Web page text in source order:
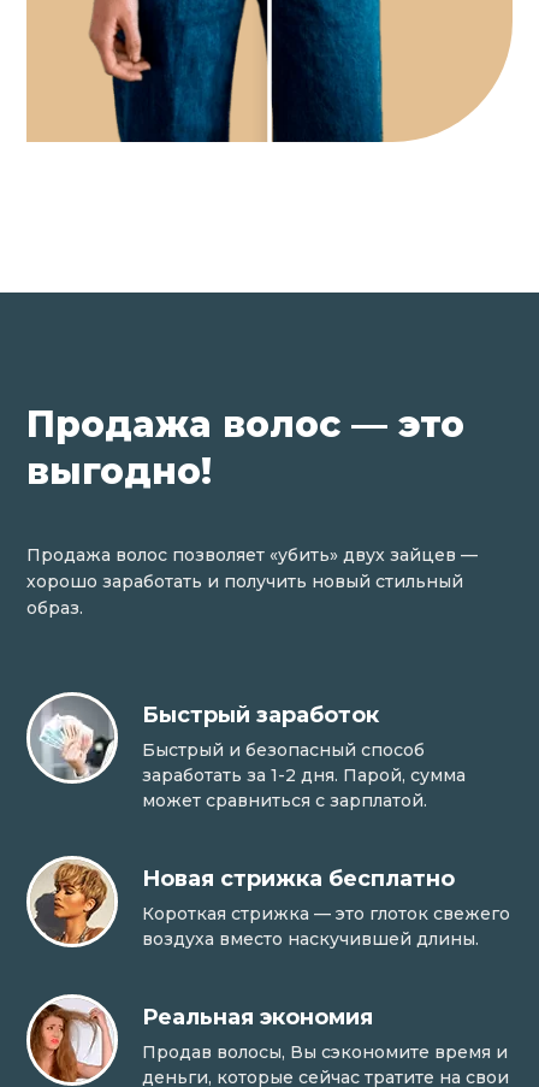
Продажа волос — это
выгодно!
Продажа волос позволяет «убить» двух зайцев —
хорошо заработать и получить новый стильный
образ.
Быстрый заработок
Быстрый и безопасный способ
заработать за 1-2 дня. Парой, сумма
может сравниться с зарплатой.
Новая стрижка бесплатно
Короткая стрижка — это глоток свежего
воздуха вместо наскучившей длины.
Реальная экономия
Продав волосы, Вы сэкономите время и
деньги, которые сейчас тратите на свои